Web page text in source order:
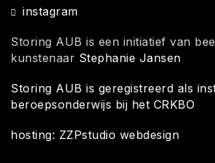
instagram
Storing AUB is een initiatief van
kunstenaar Stephanie Jansen
Storing AUB is geregistreerd als
beroepsonderwijs bij het CRKBO
hosting: ZZPstudio webdesign